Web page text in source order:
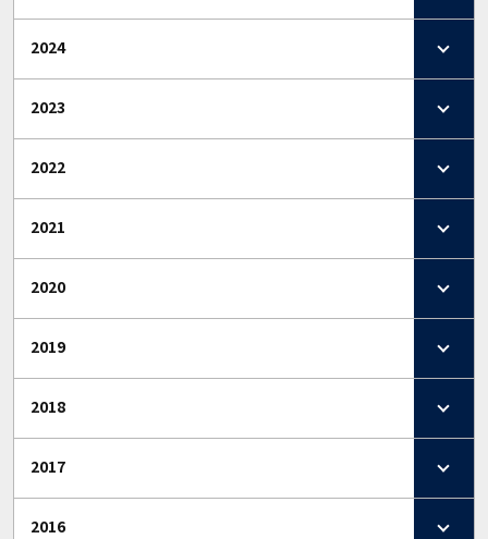
2024
2023
2022
2021
2020
2019
2018
2017
2016